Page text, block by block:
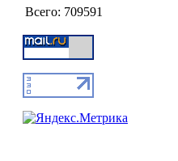
Всего: 709591